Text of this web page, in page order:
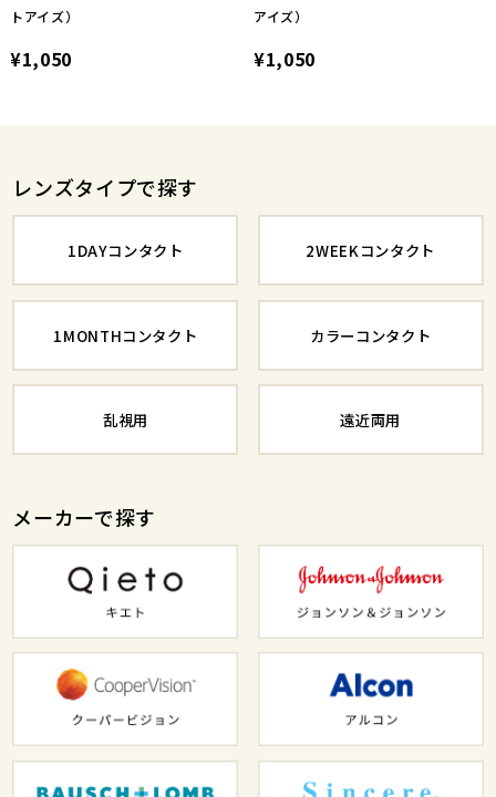
トアイズ）
¥1,050
アイズ）
¥1,050
レンズタイプで探す
1DAYコンタクト 2WEEKコンタクト
1MONTHコンタクト カラーコンタクト
乱視用 遠近両用
メーカーで探す